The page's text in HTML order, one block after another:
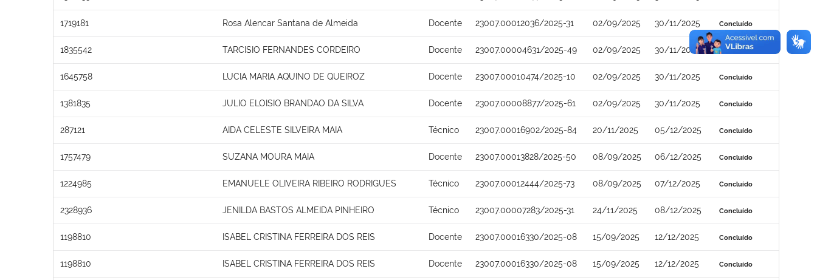
1719181 Rosa Alencar Santana de Almeida Docente 23007.00012036/2025-31 02/09/2025 30/11/2025 Concluído
1835542 TARCISIO FERNANDES CORDEIRO Docente 23007.00004631/2025-49 02/09/2025 30/11/2025 Concluído
1645758 LUCIA MARIA AQUINO DE QUEIROZ Docente 23007.00010474/2025-10 02/09/2025 30/11/2025 Concluído
1381835 JULIO ELOISIO BRANDAO DA SILVA Docente 23007.00008877/2025-61 02/09/2025 30/11/2025 Concluído
287121 AIDA CELESTE SILVEIRA MAIA Técnico 23007.00016902/2025-84 20/11/2025 05/12/2025 Concluído
1757479 SUZANA MOURA MAIA Docente 23007.00013828/2025-50 08/09/2025 06/12/2025 Concluído
1224985 EMANUELE OLIVEIRA RIBEIRO RODRIGUES Técnico 23007.00012444/2025-73 08/09/2025 07/12/2025 Concluído
2328936 JENILDA BASTOS ALMEIDA PINHEIRO Técnico 23007.00007283/2025-31 24/11/2025 08/12/2025 Concluído
1198810 ISABEL CRISTINA FERREIRA DOS REIS Docente 23007.00016330/2025-08 15/09/2025 12/12/2025 Concluído
1198810 ISABEL CRISTINA FERREIRA DOS REIS Docente 23007.00016330/2025-08 15/09/2025 12/12/2025 Concluído